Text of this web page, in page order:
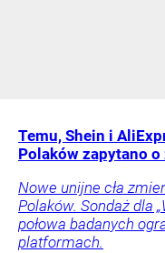
Temu, Shein i
Polaków zapytano o
Nowe unijne cła
Polaków. Sondaż dla
połowa badanych
platformach.